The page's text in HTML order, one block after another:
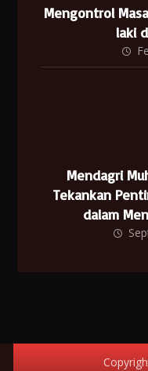
Mengontrol
laki
Mendagri
Tekankan
dalam